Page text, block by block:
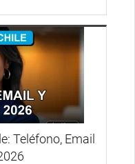
Teléfono, Email